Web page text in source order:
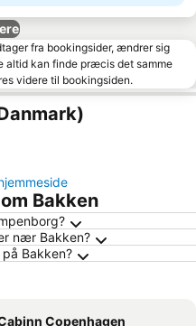
fra bookingsider, ændrer sig
altid kan finde præcis det samme
videre til bookingsiden.
Bakken
nær Bakken?
Bakken?
Copenhagen